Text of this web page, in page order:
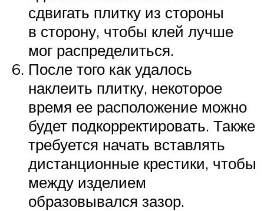
сдвигать плитку из стороны
в сторону, чтобы клей лучше
мог распределиться.
После того как удалось
наклеить плитку, некоторое
время ее расположение можно
будет подкорректировать. Также
требуется начать вставлять
дистанционные крестики, чтобы
между изделием
образовывался зазор.